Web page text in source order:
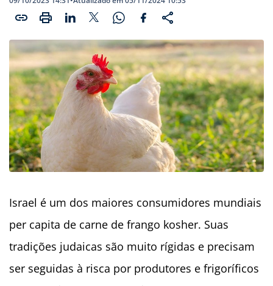
Israel é um dos maiores consumidores mundiais
per capita de carne de frango kosher. Suas
tradições judaicas são muito rígidas e precisam
ser seguidas à risca por produtores e frigoríficos